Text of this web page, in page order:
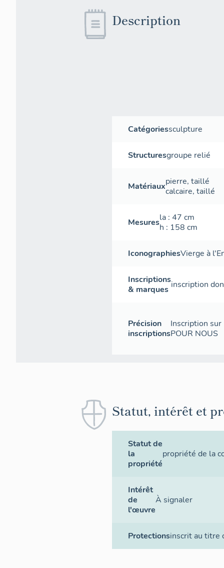
Description
Catégoriessculpture
Structuresgroupe relié
Matériauxpierre, taillé
calcaire, taillé
Mesuresla : 47 cm
h : 158 cm
IconographiesVierge à
Inscriptions
& marques inscription
Précision
inscriptions
Inscription sur
POUR NOUS
Statut, intérêt et
Statut de
la
propriété
propriété de la
Intérêt
de
l'œuvre
À signaler
Protectionsinscrit au titre